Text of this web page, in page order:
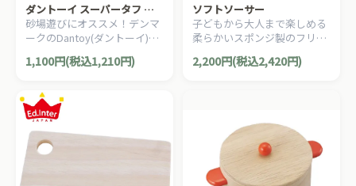
ダントーイ スーパータフ バ
ケツ
砂場遊びにオススメ！デンマ
ークのDantoy(ダントーイ)社
の耐久性、安全性に優れたバ
ケツです。
1,100円(税込1,210円)
ソフトソーサー
子どもから大人まで楽しめる
柔らかいスポンジ製のフリス
ビーです。
2,200円(税込2,420円)